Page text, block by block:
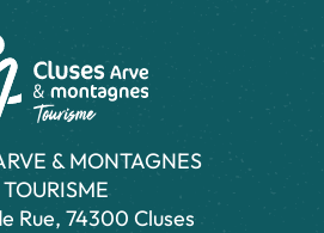
& MONTAGNES
TOURISME
Rue, 74300 Cluses